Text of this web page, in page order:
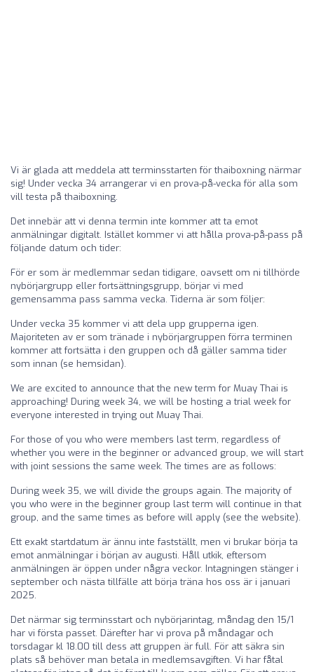
Vi är glada att meddela att terminsstarten för thaiboxning närmar
sig! Under vecka 34 arrangerar vi en prova-på-vecka för alla som
vill testa på thaiboxning.
Det innebär att vi denna termin inte kommer att ta emot
anmälningar digitalt. Istället kommer vi att hålla prova-på-pass på
följande datum och tider:
För er som är medlemmar sedan tidigare, oavsett om ni tillhörde
nybörjargrupp eller fortsättningsgrupp, börjar vi med
gemensamma pass samma vecka. Tiderna är som följer:
Under vecka 35 kommer vi att dela upp grupperna igen.
Majoriteten av er som tränade i nybörjargruppen förra terminen
kommer att fortsätta i den gruppen och då gäller samma tider
som innan (se hemsidan).
We are excited to announce that the new term for Muay Thai is
approaching! During week 34, we will be hosting a trial week for
everyone interested in trying out Muay Thai.
For those of you who were members last term, regardless of
whether you were in the beginner or advanced group, we will start
with joint sessions the same week. The times are as follows:
During week 35, we will divide the groups again. The majority of
you who were in the beginner group last term will continue in that
group, and the same times as before will apply (see the website).
Ett exakt startdatum är ännu inte fastställt, men vi brukar börja ta
emot anmälningar i början av augusti. Håll utkik, eftersom
anmälningen är öppen under några veckor. Intagningen stänger i
september och nästa tillfälle att börja träna hos oss är i januari
2025.
Det närmar sig terminsstart och nybörjarintag, måndag den 15/1
har vi första passet. Därefter har vi prova på måndagar och
torsdagar kl 18.00 till dess att gruppen är full. För att säkra sin
plats så behöver man betala in medlemsavgiften. Vi har fåtal